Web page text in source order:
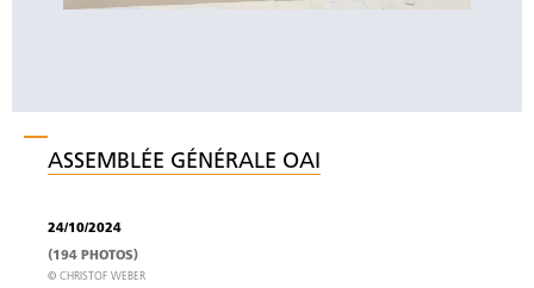
ASSEMBLÉE GÉNÉRALE OAI
24/10/2024
(194 PHOTOS)
© CHRISTOF WEBER